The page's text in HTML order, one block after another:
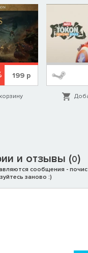
199р
и отзывы (0)
сообщения -
заново :)